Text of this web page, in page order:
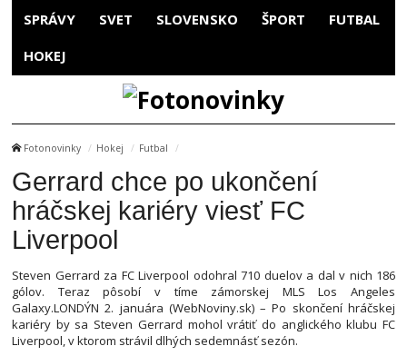
SPRÁVY SVET SLOVENSKO ŠPORT FUTBAL
HOKEJ
Fotonovinky Hokej Futbal
Gerrard chce po ukončení
hráčskej kariéry viesť FC
Liverpool
Steven Gerrard za FC Liverpool odohral 710 duelov a dal v nich 186
gólov. Teraz pôsobí v tíme zámorskej MLS Los Angeles
Galaxy.LONDÝN 2. januára (WebNoviny.sk) – Po skončení hráčskej
kariéry by sa Steven Gerrard mohol vrátiť do anglického klubu FC
Liverpool, v ktorom strávil dlhých sedemnásť sezón.